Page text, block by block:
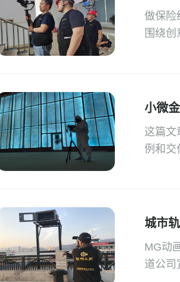
做保险
围绕创
小微
这篇文
例和交
城市
MG动
道公司